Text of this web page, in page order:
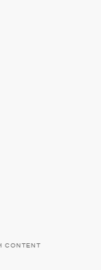
CONTENT